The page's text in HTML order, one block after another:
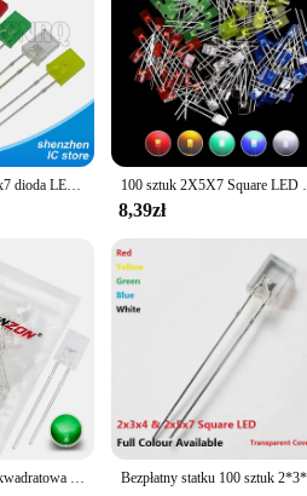
100PCS 2x3x4 2x5x7 dioda LED kwadratowych 234 257 dioda elektroluminescencyjna niebieski czerwony zielony biały żółty elektroniczny zestaw do majsterkowania 100 sztuk 2X5X7 Square LED
8,39zł
100 szt. 2x5x7 mm kwadratowa dioda LED biała czerwona zielona niebieska żółta pomarańczowa 2x5x7mm prostokątna przezroczysta rozproszona lampa emitująca światła DIY